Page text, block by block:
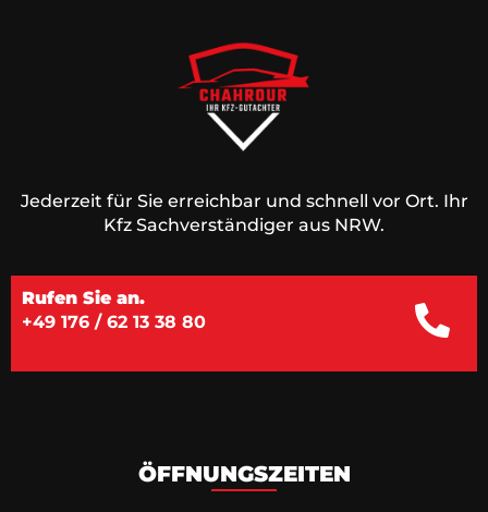
Jederzeit für Sie erreichbar und schnell vor Ort. Ihr
Kfz Sachverständiger aus NRW.
Rufen Sie an.
+49 176 / 62 13 38 80
ÖFFNUNGSZEITEN